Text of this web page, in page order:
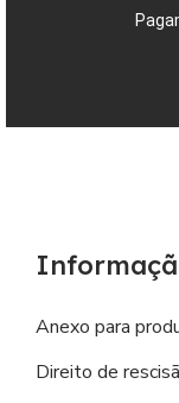
Anexo para
Direito de